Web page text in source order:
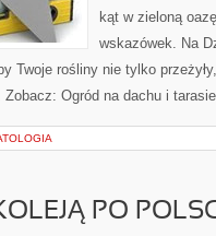
kąt w zieloną
wskazówek. Na
Twoje rośliny nie tylko
Zobacz: Ogród na dachu i
PO